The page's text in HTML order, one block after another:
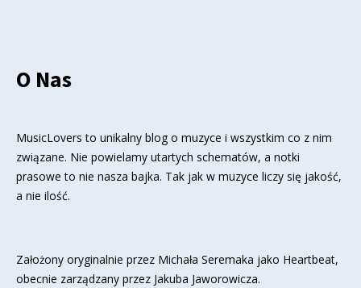
O Nas
MusicLovers to unikalny blog o muzyce i wszystkim co z nim
związane. Nie powielamy utartych schematów, a notki
prasowe to nie nasza bajka. Tak jak w muzyce liczy się jakość,
a nie ilość.
Założony oryginalnie przez Michała Seremaka jako Heartbeat,
obecnie zarządzany przez Jakuba Jaworowicza.